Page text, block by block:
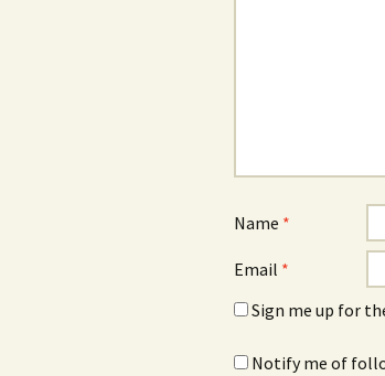
Name *
Email *
Sign me up for
Notify me of